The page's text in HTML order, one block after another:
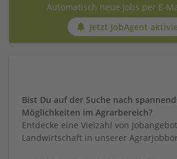
Automatisch neue Jobs per E-
Jetzt JobAgent
Bist Du auf der Suche nach
Möglichkeiten im Agrarbereich?
Entdecke eine Vielzahl von
Landwirtschaft in unserer